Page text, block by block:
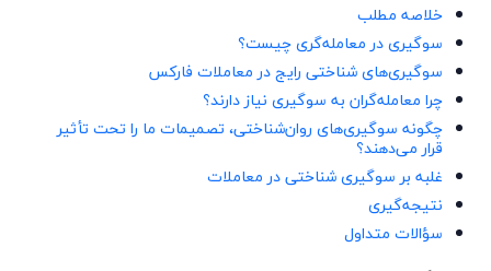
خلاصه مطلب
سوگیری در معامله‌گری چیست؟
سوگیری‌های شناختی رایج در معاملات فارکس
چرا معامله‌گران به سوگیری نیاز دارند؟
چگونه سوگیری‌های روان‌شناختی، تصمیمات ما را تحت تأثیر
قرار می‌دهند؟
غلبه بر سوگیری شناختی در معاملات
نتیجه‌گیری
سؤالات متداول